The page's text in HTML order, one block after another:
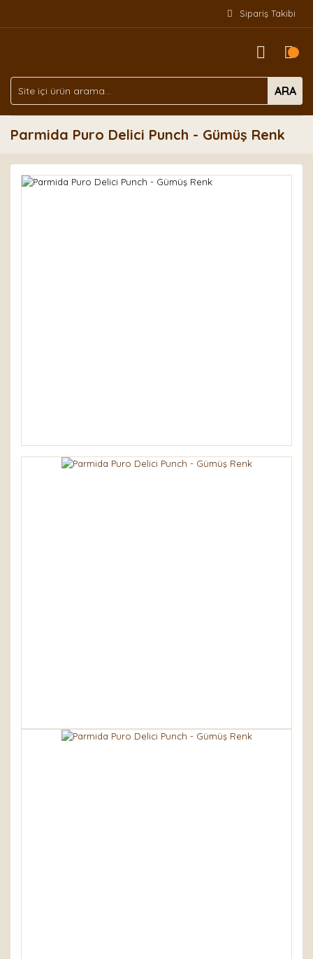
Sipariş Takibi
ARA
Parmida Puro Delici Punch - Gümüş Renk